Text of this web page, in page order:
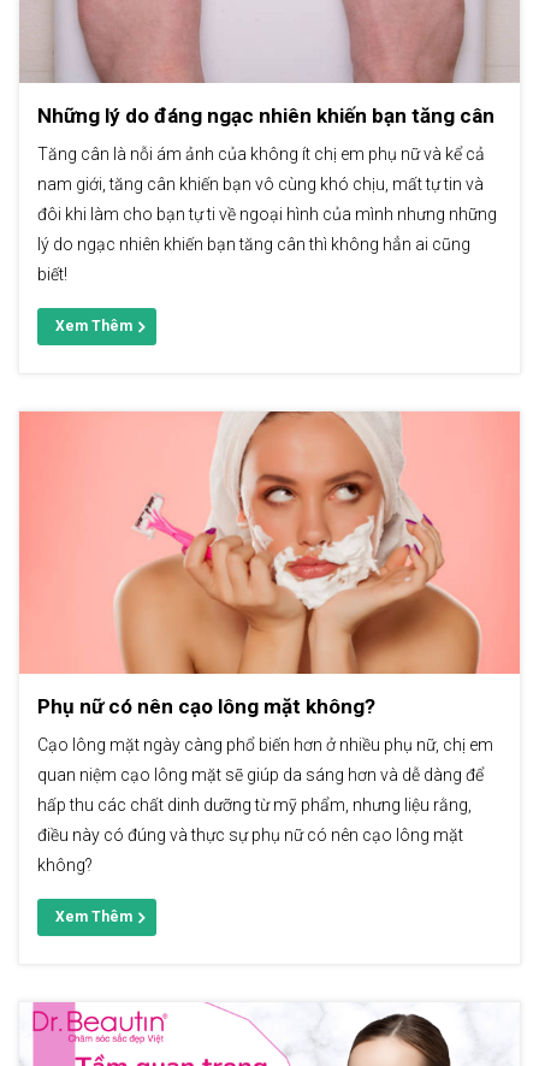
Những lý do đáng ngạc nhiên khiến bạn tăng cân
Tăng cân là nỗi ám ảnh của không ít chị em phụ nữ và kể cả
nam giới, tăng cân khiến bạn vô cùng khó chịu, mất tự tin và
đôi khi làm cho bạn tự ti về ngoại hình của mình nhưng những
lý do ngạc nhiên khiến bạn tăng cân thì không hẳn ai cũng
biết!
Xem Thêm
Phụ nữ có nên cạo lông mặt không?
Cạo lông mặt ngày càng phổ biến hơn ở nhiều phụ nữ, chị em
quan niệm cạo lông mặt sẽ giúp da sáng hơn và dễ dàng để
hấp thu các chất dinh dưỡng từ mỹ phẩm, nhưng liệu rằng,
điều này có đúng và thực sự phụ nữ có nên cạo lông mặt
không?
Xem Thêm